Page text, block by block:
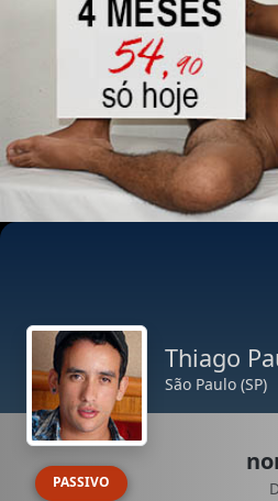
Thiago
São Paulo (SP)
PASSIVO